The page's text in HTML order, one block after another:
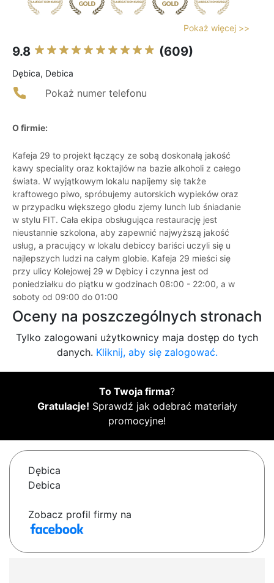
Pokaż więcej >>
9.8 (609)
Dębica, Debica
Pokaż numer telefonu
O firmie:
Kafeja 29 to projekt łączący ze sobą doskonałą jakość
kawy speciality oraz koktajlów na bazie alkoholi z całego
świata. W wyjątkowym lokalu napijemy się także
kraftowego piwo, spróbujemy autorskich wypieków oraz
w przypadku większego głodu zjemy lunch lub śniadanie
w stylu FIT. Cała ekipa obsługująca restaurację jest
nieustannie szkolona, aby zapewnić najwyższą jakość
usług, a pracujący w lokalu debiccy bariści uczyli się u
najlepszych ludzi na całym globie. Kafeja 29 mieści się
przy ulicy Kolejowej 29 w Dębicy i czynna jest od
poniedziałku do piątku w godzinach 08:00 - 22:00, a w
soboty od 09:00 do 01:00
Oceny na poszczególnych stronach
Tylko zalogowani użytkownicy maja dostęp do tych
danych. Kliknij, aby się zalogować.
To Twoja firma?
Gratulacje! Sprawdź jak odebrać materiały
promocyjne!
Dębica
Debica
Zobacz profil firmy na